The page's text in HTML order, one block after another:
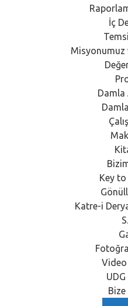
İç
Misyonumuz
Damla
Key to
Katre-i
Video
Bize